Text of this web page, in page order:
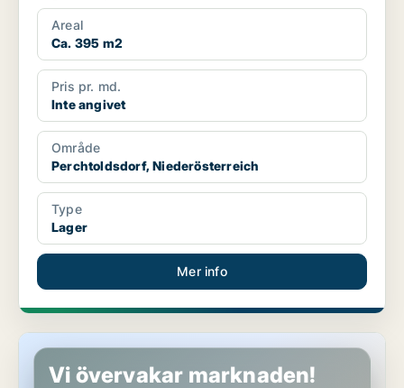
Areal
Ca. 395 m2
Pris pr. md.
Inte angivet
Område
Perchtoldsdorf, Niederösterreich
Type
Lager
Mer info
Kontor i Perchtoldsdorf, Niederösterreich
Vi övervakar marknaden!